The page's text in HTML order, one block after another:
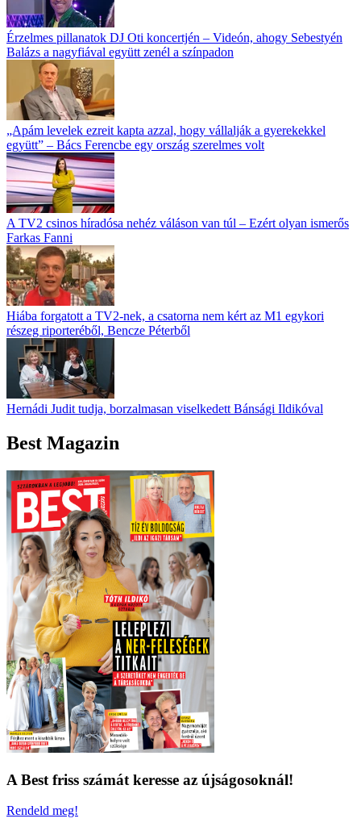
Érzelmes pillanatok DJ Oti koncertjén – Videón, ahogy Sebestyén
Balázs a nagyfiával együtt zenél a színpadon
„Apám levelek ezreit kapta azzal, hogy vállalják a gyerekekkel
együtt” – Bács Ferencbe egy ország szerelmes volt
A TV2 csinos híradósa nehéz váláson van túl – Ezért olyan ismerős
Farkas Fanni
Hiába forgatott a TV2-nek, a csatorna nem kért az M1 egykori
részeg riporteréből, Bencze Péterből
Hernádi Judit tudja, borzalmasan viselkedett Bánsági Ildikóval
Best Magazin
A Best friss számát keresse az újságosoknál!
Rendeld meg!